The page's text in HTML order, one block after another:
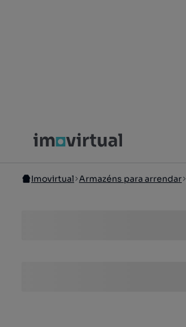
Imovirtual Armazéns para arrendar